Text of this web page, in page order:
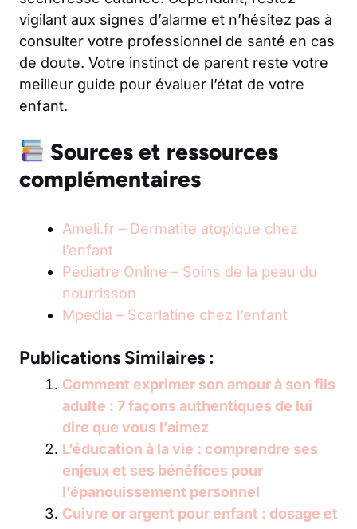
vigilant aux signes d’alarme et n’hésitez pas à
consulter votre professionnel de santé en cas
de doute. Votre instinct de parent reste votre
meilleur guide pour évaluer l’état de votre
enfant.
Sources et ressources
complémentaires
Ameli.fr – Dermatite atopique chez
l’enfant
Pédiatre Online – Soins de la peau du
nourrisson
Mpedia – Scarlatine chez l’enfant
Publications Similaires :
Comment exprimer son amour à son fils
adulte : 7 façons authentiques de lui
dire que vous l’aimez
L’éducation à la vie : comprendre ses
enjeux et ses bénéfices pour
l’épanouissement personnel
Cuivre or argent pour enfant : dosage et